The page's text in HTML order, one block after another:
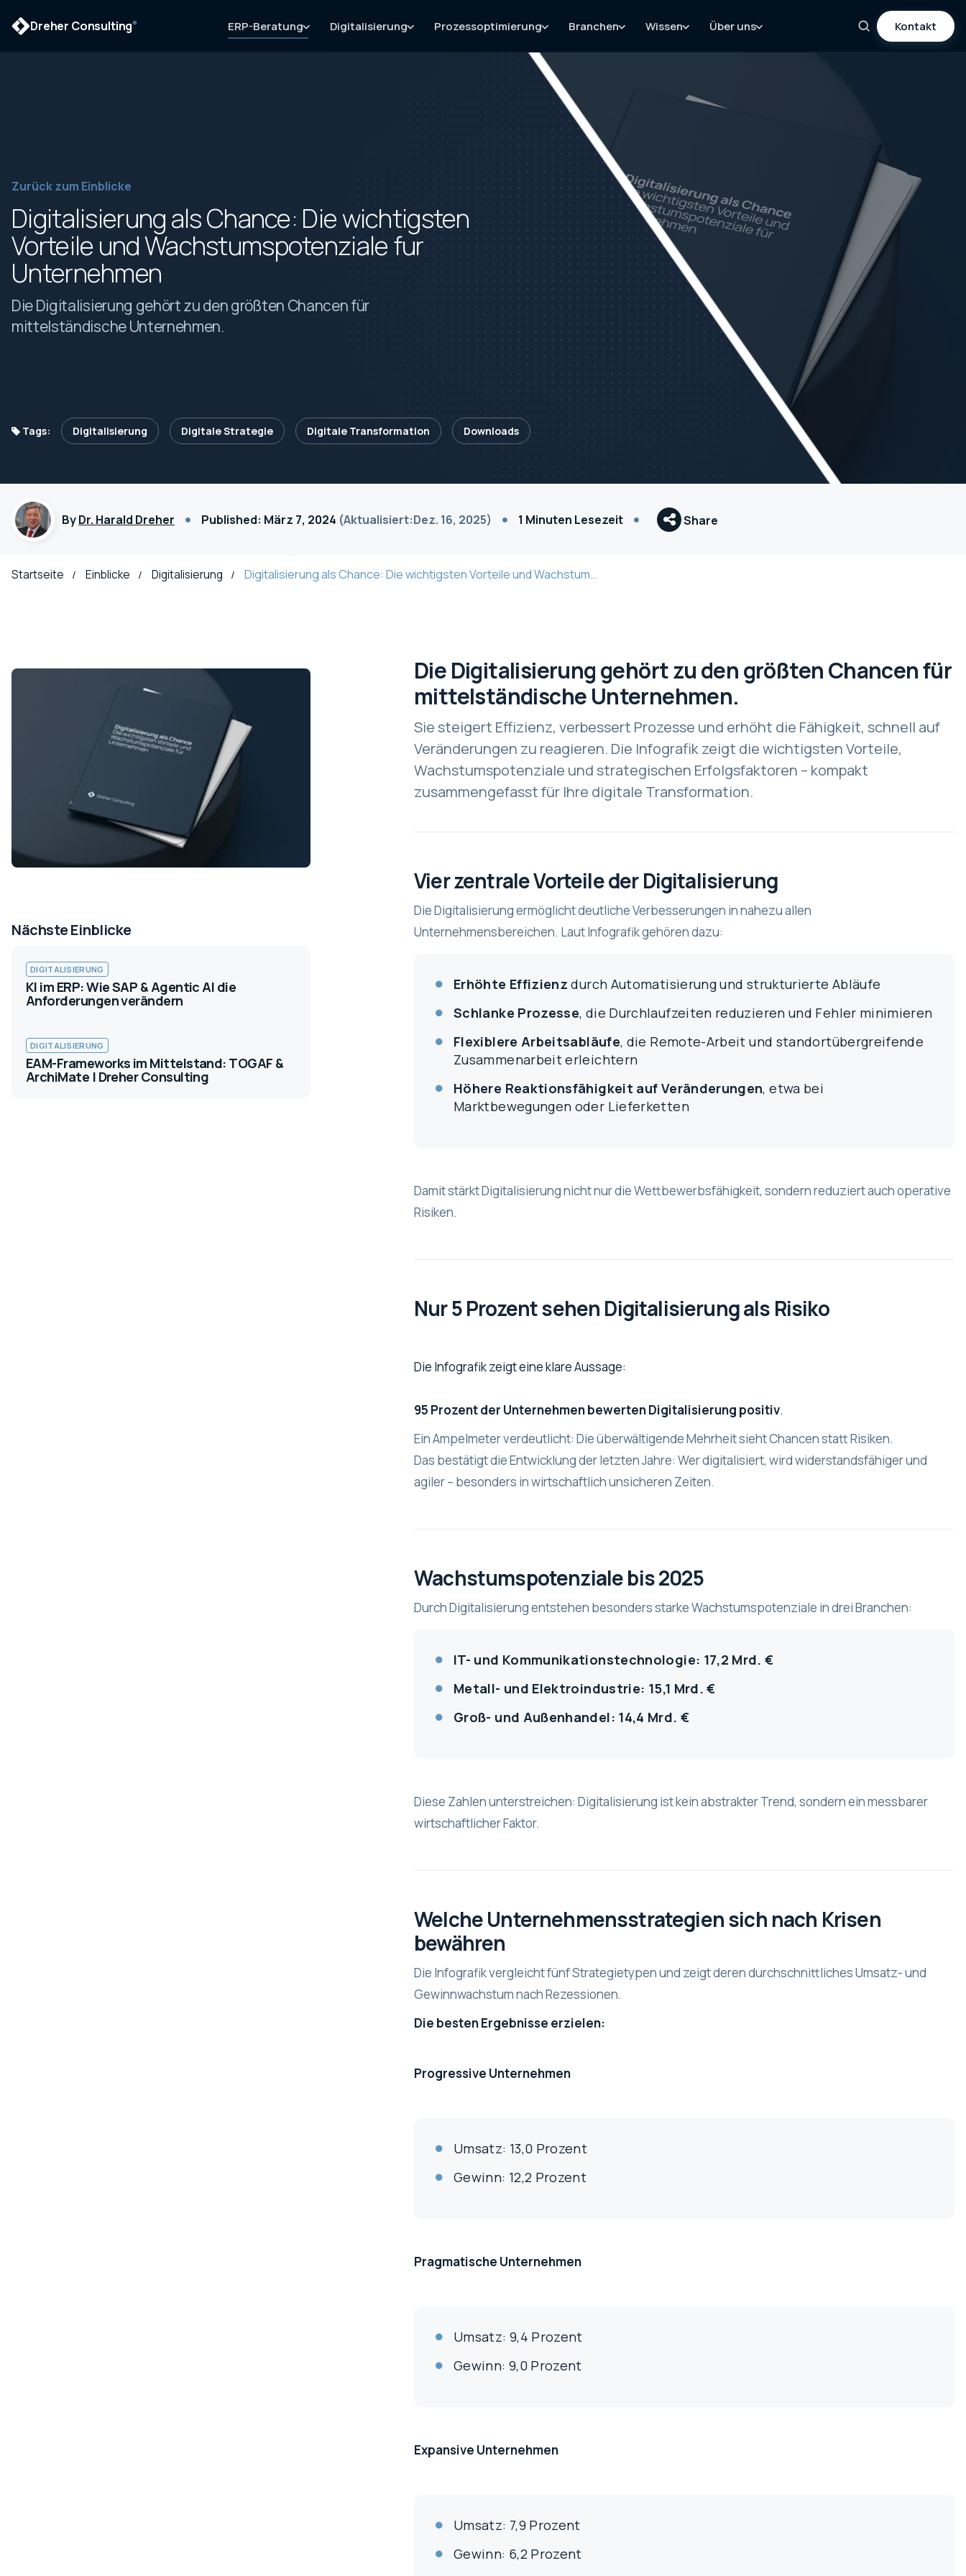
Dreher Consulting® ERP-Beratung Digitalisierung Prozessoptimierung Branchen Wissen Über uns Kontakt
Zurück zum Einblicke
Digitalisierung als Chance: Die wichtigsten
Vorteile und Wachstumspotenziale fur
Unternehmen
Die Digitalisierung gehört zu den größten Chancen für
mittelständische Unternehmen.
Tags: Digitalisierung Digitale Strategie Digitale Transformation Downloads
ByDr. Harald Dreher Published: März 7, 2024 (Aktualisiert:Dez. 16, 2025) 1 Minuten Lesezeit Share
Startseite Einblicke Digitalisierung Digitalisierung als Chance: Die wichtigsten Vorteile und Wachstumspotenziale fur Unternehmen
Die Digitalisierung gehört zu den größten Chancen für
mittelständische Unternehmen.
Sie steigert Effizienz, verbessert Prozesse und erhöht die Fähigkeit, schnell auf
Veränderungen zu reagieren. Die Infografik zeigt die wichtigsten Vorteile,
Wachstumspotenziale und strategischen Erfolgsfaktoren – kompakt
zusammengefasst für Ihre digitale Transformation.
Vier zentrale Vorteile der Digitalisierung
Die Digitalisierung ermöglicht deutliche Verbesserungen in nahezu allen
Unternehmensbereichen. Laut Infografik gehören dazu:
Erhöhte Effizienz durch Automatisierung und strukturierte Abläufe
Schlanke Prozesse, die Durchlaufzeiten reduzieren und Fehler minimieren
Flexiblere Arbeitsabläufe, die Remote-Arbeit und standortübergreifende
Zusammenarbeit erleichtern
Höhere Reaktionsfähigkeit auf Veränderungen, etwa bei
Marktbewegungen oder Lieferketten
Damit stärkt Digitalisierung nicht nur die Wettbewerbsfähigkeit, sondern reduziert auch operative
Risiken.
Nur 5 Prozent sehen Digitalisierung als Risiko
Die Infografik zeigt eine klare Aussage:
95 Prozent der Unternehmen bewerten Digitalisierung positiv.
Ein Ampelmeter verdeutlicht: Die überwältigende Mehrheit sieht Chancen statt Risiken.
Das bestätigt die Entwicklung der letzten Jahre: Wer digitalisiert, wird widerstandsfähiger und
agiler – besonders in wirtschaftlich unsicheren Zeiten.
Wachstumspotenziale bis 2025
Durch Digitalisierung entstehen besonders starke Wachstumspotenziale in drei Branchen:
IT- und Kommunikationstechnologie: 17,2 Mrd. €
Metall- und Elektroindustrie: 15,1 Mrd. €
Groß- und Außenhandel: 14,4 Mrd. €
Diese Zahlen unterstreichen: Digitalisierung ist kein abstrakter Trend, sondern ein messbarer
wirtschaftlicher Faktor.
Welche Unternehmensstrategien sich nach Krisen
bewähren
Die Infografik vergleicht fünf Strategietypen und zeigt deren durchschnittliches Umsatz- und
Gewinnwachstum nach Rezessionen.
Die besten Ergebnisse erzielen:
Progressive Unternehmen
Umsatz: 13,0 Prozent
Gewinn: 12,2 Prozent
Pragmatische Unternehmen
Umsatz: 9,4 Prozent
Gewinn: 9,0 Prozent
Expansive Unternehmen
Umsatz: 7,9 Prozent
Gewinn: 6,2 Prozent
Nächste Einblicke
DIGITALISIERUNG
KI im ERP: Wie SAP & Agentic AI die
Anforderungen verändern
DIGITALISIERUNG
EAM-Frameworks im Mittelstand: TOGAF &
ArchiMate | Dreher Consulting